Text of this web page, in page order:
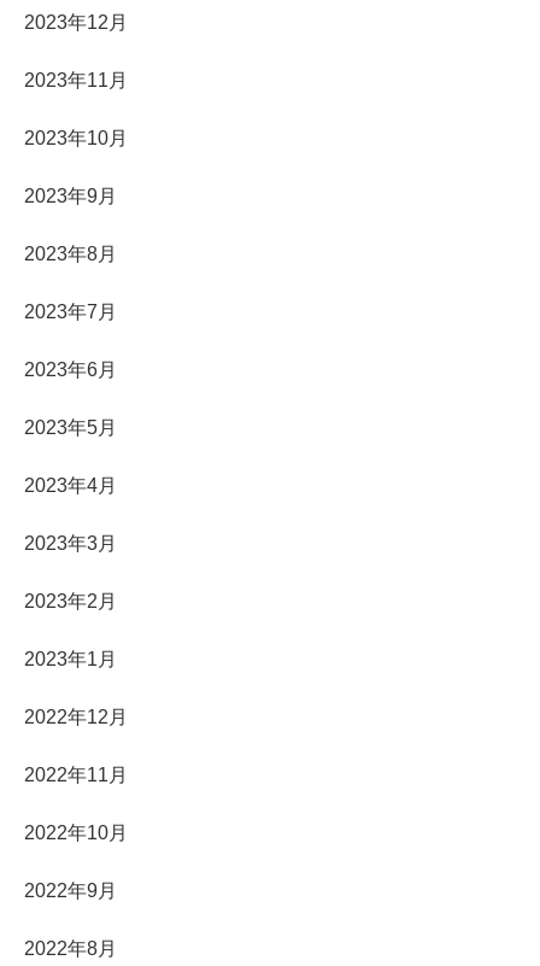
2023年12月
2023年11月
2023年10月
2023年9月
2023年8月
2023年7月
2023年6月
2023年5月
2023年4月
2023年3月
2023年2月
2023年1月
2022年12月
2022年11月
2022年10月
2022年9月
2022年8月